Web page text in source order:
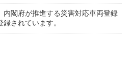
内閣府が推進する災害対応車両登録
されています。